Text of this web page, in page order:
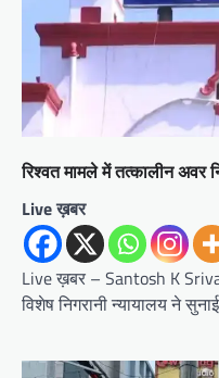
रिश्वत मामले में तत्कालीन अवर
Live ख़बर
Live ख़बर – Santosh K
विशेष निगरानी न्यायालय ने